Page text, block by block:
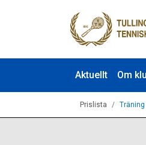
Aktuellt Om
Prislista Träning